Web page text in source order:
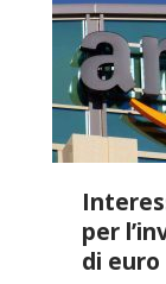
per
di euro